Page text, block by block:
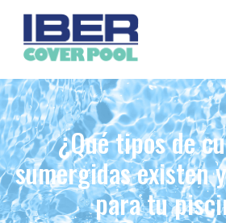
¿Qué tipos de
sumergidas existen
para tu